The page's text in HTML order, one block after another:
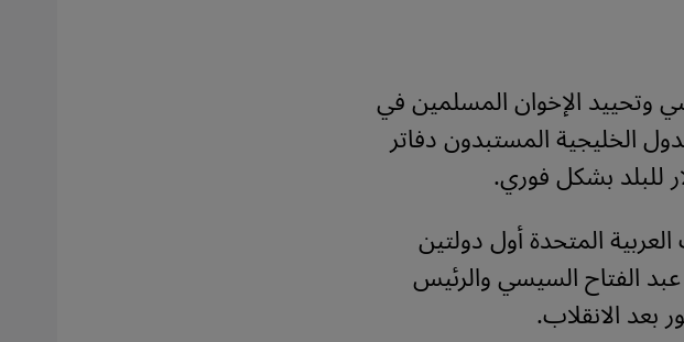
الإخوان المسلمين في
الخليجية المستبدون دفاتر
للبلد بشكل فوري.
المتحدة أول دولتين
عبد الفتاح السيسي والرئيس
بعد الانقلاب.